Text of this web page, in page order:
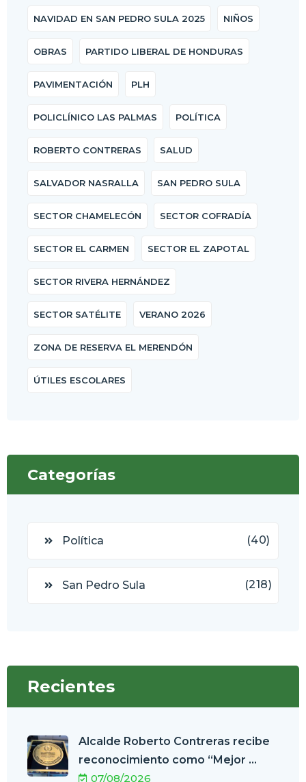
NAVIDAD EN SAN PEDRO SULA 2025 NIÑOS
OBRAS PARTIDO LIBERAL DE HONDURAS
PAVIMENTACIÓN PLH
POLICLÍNICO LAS PALMAS POLÍTICA
ROBERTO CONTRERAS SALUD
SALVADOR NASRALLA SAN PEDRO SULA
SECTOR CHAMELECÓN SECTOR COFRADÍA
SECTOR EL CARMEN SECTOR EL ZAPOTAL
SECTOR RIVERA HERNÁNDEZ
SECTOR SATÉLITE VERANO 2026
ZONA DE RESERVA EL MERENDÓN
ÚTILES ESCOLARES
Categorías
Política (40)
San Pedro Sula (218)
Recientes
Alcalde Roberto Contreras recibe
reconocimiento como “Mejor ...
07/08/2026